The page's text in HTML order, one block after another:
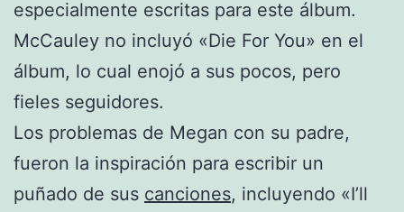
especialmente escritas para este álbum.
McCauley no incluyó «Die For You» en el
álbum, lo cual enojó a sus pocos, pero
fieles seguidores.
Los problemas de Megan con su padre,
fueron la inspiración para escribir un
puñado de sus canciones, incluyendo «I’ll